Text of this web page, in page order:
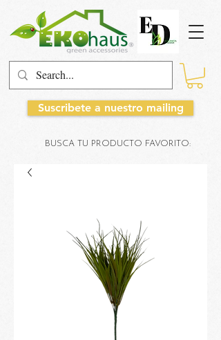
Suscribete a nuestro mailing
BUSCA TU PRODUCTO FAVORITO: